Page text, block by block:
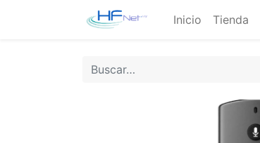
Inicio Tienda